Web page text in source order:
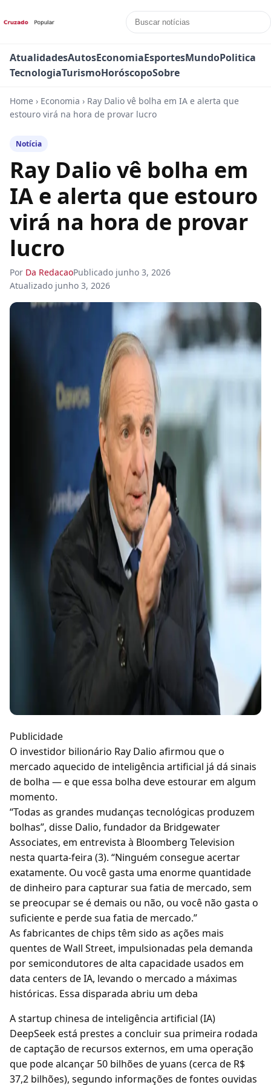
AtualidadesAutosEconomiaEsportesMundoPolitica
TecnologiaTurismoHoróscopoSobre
Home › Economia › Ray Dalio vê bolha em IA e alerta que
estouro virá na hora de provar lucro
Notícia
Ray Dalio vê bolha em
IA e alerta que estouro
virá na hora de provar
lucro
Por Da RedacaoPublicado junho 3, 2026
Atualizado junho 3, 2026
Publicidade
O investidor bilionário Ray Dalio afirmou que o
mercado aquecido de inteligência artificial já dá sinais
de bolha — e que essa bolha deve estourar em algum
momento.
“Todas as grandes mudanças tecnológicas produzem
bolhas”, disse Dalio, fundador da Bridgewater
Associates, em entrevista à Bloomberg Television
nesta quarta-feira (3). “Ninguém consegue acertar
exatamente. Ou você gasta uma enorme quantidade
de dinheiro para capturar sua fatia de mercado, sem
se preocupar se é demais ou não, ou você não gasta o
suficiente e perde sua fatia de mercado.”
As fabricantes de chips têm sido as ações mais
quentes de Wall Street, impulsionadas pela demanda
por semicondutores de alta capacidade usados em
data centers de IA, levando o mercado a máximas
históricas. Essa disparada abriu um deba
A startup chinesa de inteligência artificial (IA)
DeepSeek está prestes a concluir sua primeira rodada
de captação de recursos externos, em uma operação
que pode alcançar 50 bilhões de yuans (cerca de R$
37,2 bilhões), segundo informações de fontes ouvidas